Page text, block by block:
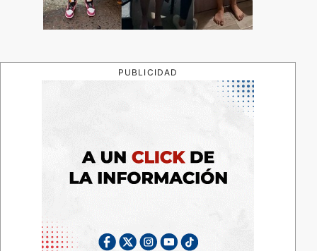
PUBLICIDAD